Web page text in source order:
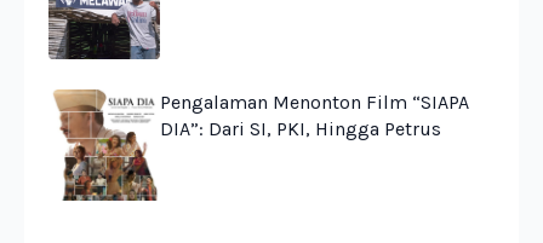
Pengalaman Menonton Film “SIAPA
DIA”: Dari SI, PKI, Hingga Petrus